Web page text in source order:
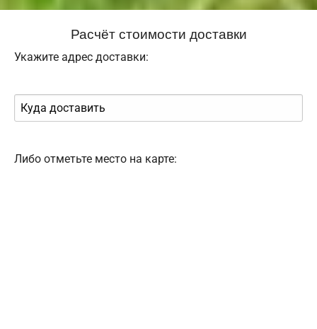
Расчёт стоимости доставки
Укажите адрес доставки:
Либо отметьте место на карте: